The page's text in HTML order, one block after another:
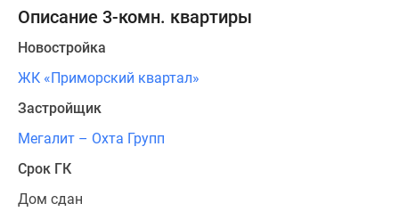
Описание 3-комн. квартиры
Новостройка
ЖК «Приморский квартал»
Застройщик
Мегалит – Охта Групп
Срок ГК
Дом сдан